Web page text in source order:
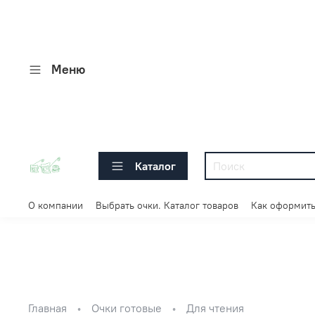
Меню
Каталог
О компании Выбрать очки. Каталог товаров Как
Главная Очки готовые Для чтения